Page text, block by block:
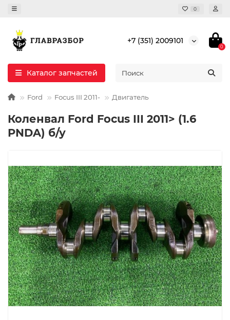
0
+7 (351) 2009101
0
Каталог запчастей
Ford Focus III 2011- Двигатель
Коленвал Ford Focus III 2011> (1.6
PNDA) б/у